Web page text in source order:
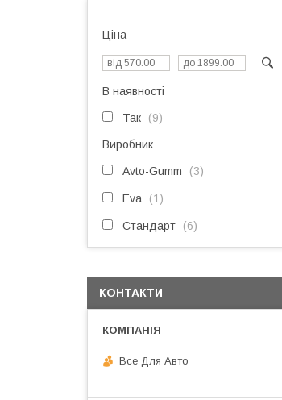
Ціна
В наявності
Так 9
Виробник
Avto-Gumm 3
Eva 1
Стандарт 6
КОНТАКТИ
Все Для Авто